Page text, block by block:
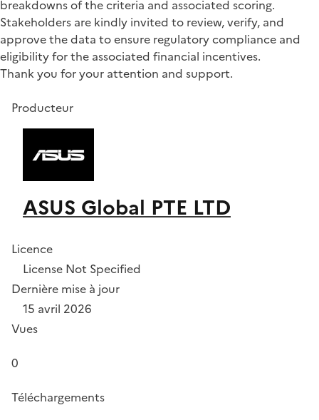
breakdowns of the criteria and associated scoring.
Stakeholders are kindly invited to review, verify, and
approve the data to ensure regulatory compliance and
eligibility for the associated financial incentives.
Thank you for your attention and support.
Producteur
ASUS Global PTE LTD
Licence
License Not Specified
Dernière mise à jour
15 avril 2026
Vues
0
Téléchargements